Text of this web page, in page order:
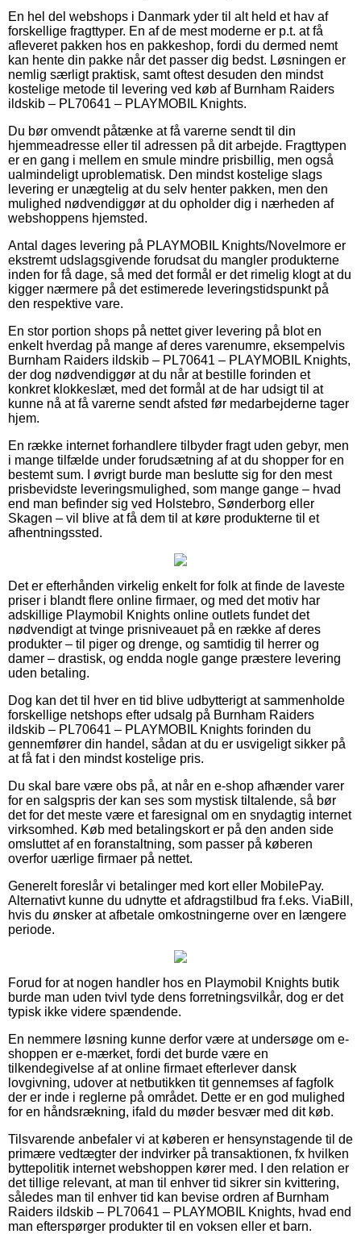
En hel del webshops i Danmark yder til alt held et hav af
forskellige fragttyper. En af de mest moderne er p.t. at få
afleveret pakken hos en pakkeshop, fordi du dermed nemt
kan hente din pakke når det passer dig bedst. Løsningen er
nemlig særligt praktisk, samt oftest desuden den mindst
kostelige metode til levering ved køb af Burnham Raiders
ildskib – PL70641 – PLAYMOBIL Knights.
Du bør omvendt påtænke at få varerne sendt til din
hjemmeadresse eller til adressen på dit arbejde. Fragttypen
er en gang i mellem en smule mindre prisbillig, men også
ualmindeligt uproblematisk. Den mindst kostelige slags
levering er unægtelig at du selv henter pakken, men den
mulighed nødvendiggør at du opholder dig i nærheden af
webshoppens hjemsted.
Antal dages levering på PLAYMOBIL Knights/Novelmore er
ekstremt udslagsgivende forudsat du mangler produkterne
inden for få dage, så med det formål er det rimelig klogt at du
kigger nærmere på det estimerede leveringstidspunkt på
den respektive vare.
En stor portion shops på nettet giver levering på blot en
enkelt hverdag på mange af deres varenumre, eksempelvis
Burnham Raiders ildskib – PL70641 – PLAYMOBIL Knights,
der dog nødvendiggør at du når at bestille forinden et
konkret klokkeslæt, med det formål at de har udsigt til at
kunne nå at få varerne sendt afsted før medarbejderne tager
hjem.
En række internet forhandlere tilbyder fragt uden gebyr, men
i mange tilfælde under forudsætning af at du shopper for en
bestemt sum. I øvrigt burde man beslutte sig for den mest
prisbevidste leveringsmulighed, som mange gange – hvad
end man befinder sig ved Holstebro, Sønderborg eller
Skagen – vil blive at få dem til at køre produkterne til et
afhentningssted.
Det er efterhånden virkelig enkelt for folk at finde de laveste
priser i blandt flere online firmaer, og med det motiv har
adskillige Playmobil Knights online outlets fundet det
nødvendigt at tvinge prisniveauet på en række af deres
produkter – til piger og drenge, og samtidig til herrer og
damer – drastisk, og endda nogle gange præstere levering
uden betaling.
Dog kan det til hver en tid blive udbytterigt at sammenholde
forskellige netshops efter udsalg på Burnham Raiders
ildskib – PL70641 – PLAYMOBIL Knights forinden du
gennemfører din handel, sådan at du er usvigeligt sikker på
at få fat i den mindst kostelige pris.
Du skal bare være obs på, at når en e-shop afhænder varer
for en salgspris der kan ses som mystisk tiltalende, så bør
det for det meste være et faresignal om en snydagtig internet
virksomhed. Køb med betalingskort er på den anden side
omsluttet af en foranstaltning, som passer på køberen
overfor uærlige firmaer på nettet.
Generelt foreslår vi betalinger med kort eller MobilePay.
Alternativt kunne du udnytte et afdragstilbud fra f.eks. ViaBill,
hvis du ønsker at afbetale omkostningerne over en længere
periode.
Forud for at nogen handler hos en Playmobil Knights butik
burde man uden tvivl tyde dens forretningsvilkår, dog er det
typisk ikke videre spændende.
En nemmere løsning kunne derfor være at undersøge om e-
shoppen er e-mærket, fordi det burde være en
tilkendegivelse af at online firmaet efterlever dansk
lovgivning, udover at netbutikken tit gennemses af fagfolk
der er inde i reglerne på området. Dette er en god mulighed
for en håndsrækning, ifald du møder besvær med dit køb.
Tilsvarende anbefaler vi at køberen er hensynstagende til de
primære vedtægter der indvirker på transaktionen, fx hvilken
byttepolitik internet webshoppen kører med. I den relation er
det tillige relevant, at man til enhver tid sikrer sin kvittering,
således man til enhver tid kan bevise ordren af Burnham
Raiders ildskib – PL70641 – PLAYMOBIL Knights, hvad end
man efterspørger produkter til en voksen eller et barn.